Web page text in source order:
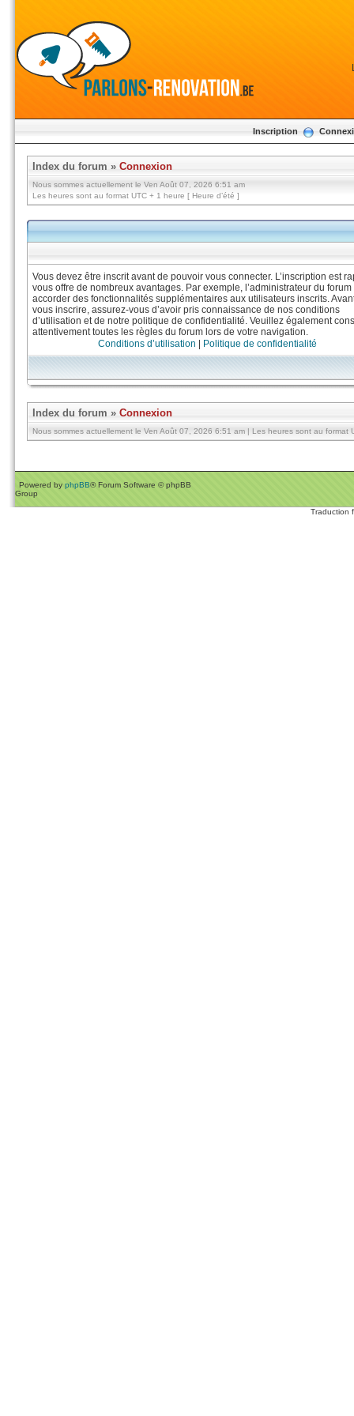
Inscription
Index du forum » Connexion
Nous sommes actuellement le Ven Août 07, 2026 6:51 am
Les heures sont au format UTC + 1 heure [ Heure d’été ]
Vous devez être inscrit avant de pouvoir vous connecter. L’inscription est
vous offre de nombreux avantages. Par exemple, l’administrateur du forum
accorder des fonctionnalités supplémentaires aux utilisateurs inscrits.
vous inscrire, assurez-vous d’avoir pris connaissance de nos conditions
d’utilisation et de notre politique de confidentialité. Veuillez également
attentivement toutes les règles du forum lors de votre navigation.
Conditions d’utilisation
Politique de confidentialité
Index du forum » Connexion
Nous sommes actuellement le Ven Août 07, 2026 6:51 am | Les heures sont au format
Powered by phpBB® Forum Software © phpBB
Group
Traduction